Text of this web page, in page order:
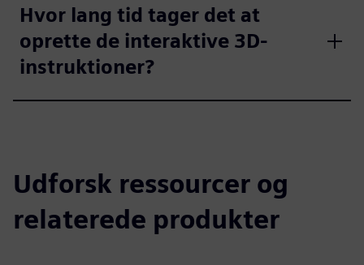
Hvor lang tid tager det at
oprette de interaktive 3D-
instruktioner?
Udforsk ressourcer og
relaterede produkter